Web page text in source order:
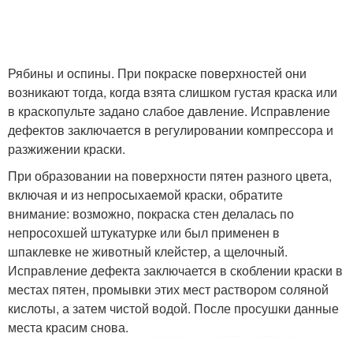
Рябины и оспины. При покраске поверхностей они
возникают тогда, когда взята слишком густая краска или
в краскопульте задано слабое давление. Исправление
дефектов заключается в регулировании компрессора и
разжижении краски.
При образовании на поверхности пятен разного цвета,
включая и из непросыхаемой краски, обратите
внимание: возможно, покраска стен делалась по
непросохшей штукатурке или был применен в
шпаклевке не животный клейстер, а щелочный.
Исправление дефекта заключается в скоблении краски в
местах пятен, промывки этих мест раствором соляной
кислоты, а затем чистой водой. После просушки данные
места красим снова.